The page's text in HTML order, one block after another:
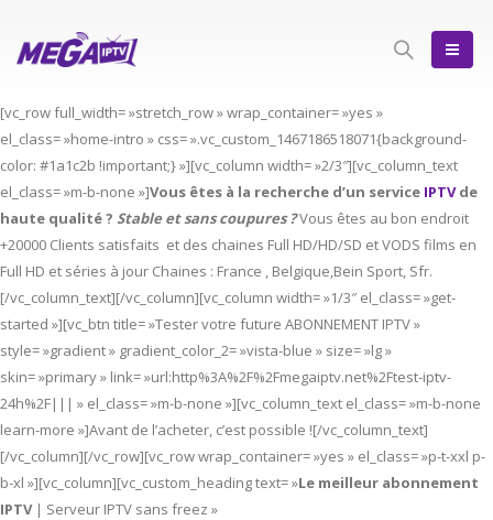
[vc_row full_width= »stretch_row » wrap_container= »yes »
el_class= »home-intro » css= ».vc_custom_1467186518071{background-
color: #1a1c2b !important;} »][vc_column width= »2/3″][vc_column_text
el_class= »m-b-none »]Vous êtes à la recherche d’un service IPTVde
haute qualité ? Stable et sans coupures ?Vous êtes au bon endroit
+20000 Clients satisfaits et des chaines Full HD/HD/SD et VODS films en
Full HD et séries à jour Chaines : France , Belgique,Bein Sport, Sfr.
[/vc_column_text][/vc_column][vc_column width= »1/3″ el_class= »get-
started »][vc_btn title= »Tester votre future ABONNEMENT IPTV »
style= »gradient » gradient_color_2= »vista-blue » size= »lg »
skin= »primary » link= »url:http%3A%2F%2Fmegaiptv.net%2Ftest-iptv-
24h%2F||| » el_class= »m-b-none »][vc_column_text el_class= »m-b-none
learn-more »]Avant de l’acheter, c’est possible ![/vc_column_text]
[/vc_column][/vc_row][vc_row wrap_container= »yes » el_class= »p-t-xxl p-
b-xl »][vc_column][vc_custom_heading text= »Le meilleur abonnement
IPTV | Serveur IPTV sans freez »